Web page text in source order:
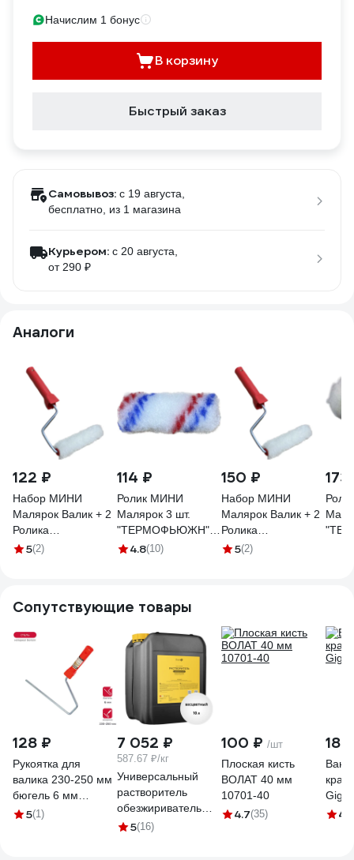
Начислим 1 бонус
В корзину
Быстрый заказ
Самовывоз: c 19 августа,
бесплатно , из 1 магазина
Курьером: c 20 августа,
от 290 ₽
Аналоги
122 ₽
Набор МИНИ
Малярок Валик + 2
Ролика
"ТЕРМОФЬЮЖН"
ручку 6 мм, "" 535-
5(2)
114 ₽
Ролик МИНИ
Малярок 3 шт.
"ТЕРМОФЬЮЖН"
"СК" 100 мм D 16
6100
4.8(10)
150 ₽
Набор МИНИ
Малярок Валик + 2
Ролика
"ТЕРМОФЬЮЖН"
535-4100
5(2)
173
Сопутствующие товары
128 ₽
Рукоятка для
валика 230-250 мм
бюгель 6 мм
KRAFOR 087-2325
5(1)
7 052 ₽
587.67 ₽/кг
Универсальный
растворитель
обезжириватель
Elcon R 10 л 00-
5(16)
100 ₽ /шт
Плоская кисть
ВОЛАТ 40 мм
10701-40
4.7(35) 4.6